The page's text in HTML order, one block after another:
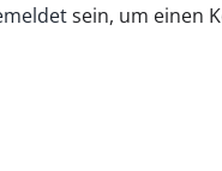
sein, um einen